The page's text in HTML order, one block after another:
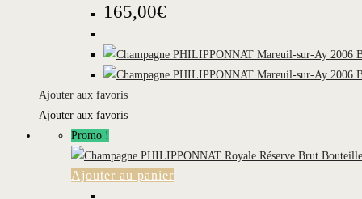
165,00€
Ajouter aux favoris
Ajouter aux favoris
Promo !
Ajouter au panier